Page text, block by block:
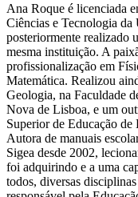
Ana Roque é licenciada
Ciências e Tecnologia
posteriormente realizado
mesma instituição. A
profissionalização em
Matemática. Realizou
Geologia, na Faculdade
Nova de Lisboa, e um
Superior de Educação de
Autora de manuais
Sigea desde 2002,
foi adquirindo e a uma
todos, diversas